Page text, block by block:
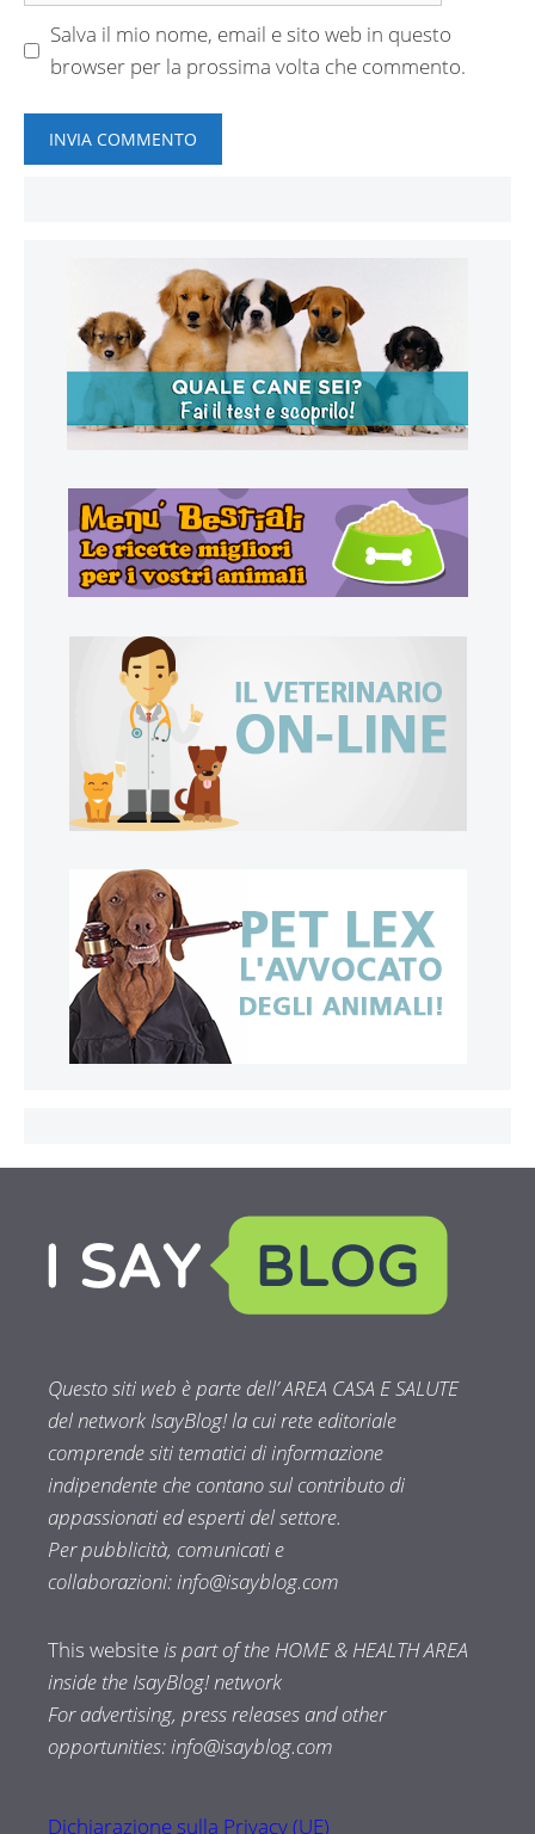
Salva il mio nome, email e sito web in questo
browser per la prossima volta che commento.
Questo siti web è parte dell’ AREA CASA E SALUTE
del network IsayBlog! la cui rete editoriale
comprende siti tematici di informazione
indipendente che contano sul contributo di
appassionati ed esperti del settore.
Per pubblicità, comunicati e
collaborazioni:info@isayblog.com
This websiteis part of the HOME & HEALTH AREA
inside the IsayBlog! network
For advertising, press releases and other
opportunities:info@isayblog.com
Dichiarazione sulla Privacy (UE)